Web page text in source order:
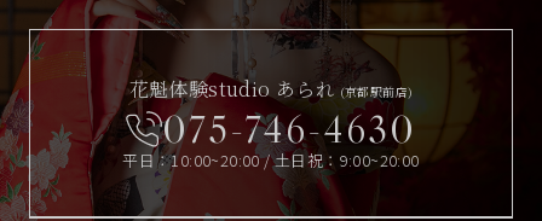
花魁体験studio あられ (京都駅前店)
075-746-4630
平日：10:00~20:00 / 土日祝：9:00~20:00